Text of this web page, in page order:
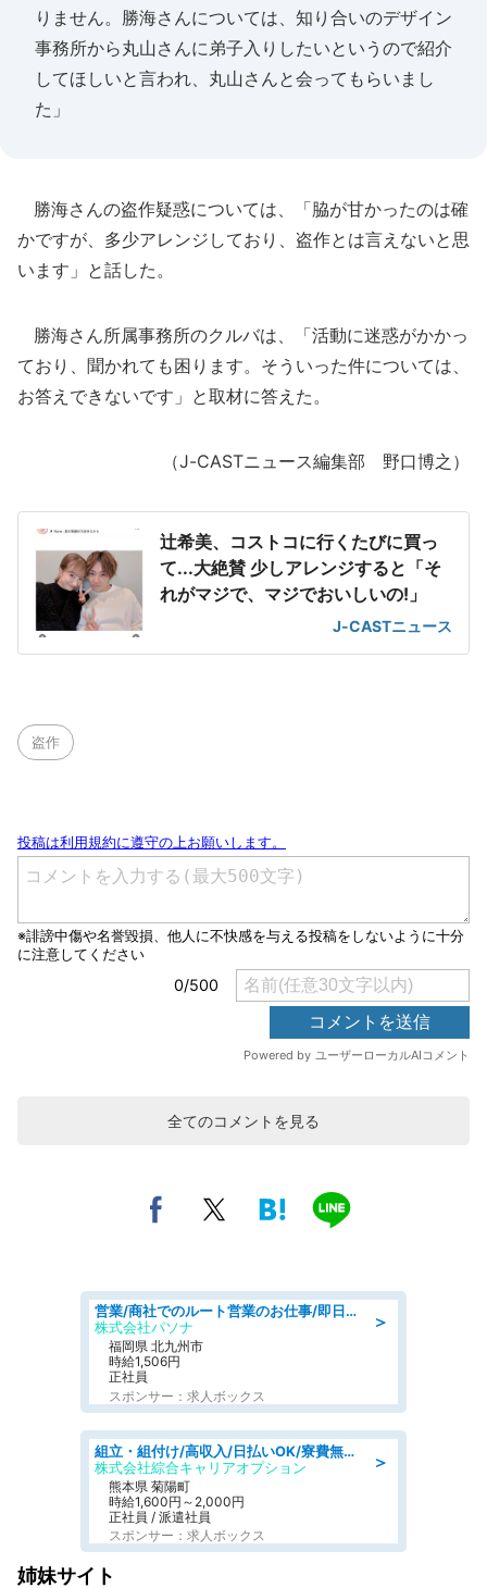
りません。勝海さんについては、知り合いのデザイン
事務所から丸山さんに弟子入りしたいというので紹介
してほしいと言われ、丸山さんと会ってもらいまし
た」
勝海さんの盗作疑惑については、「脇が甘かったのは確
かですが、多少アレンジしており、盗作とは言えないと思
います」と話した。
勝海さん所属事務所のクルバは、「活動に迷惑がかかっ
ており、聞かれても困ります。そういった件については、
お答えできないです」と取材に答えた。
（J-CASTニュース編集部 野口博之）
辻希美、コストコに行くたびに買っ
て...大絶賛 少しアレンジすると「そ
れがマジで、マジでおいしいの!」
J-CASTニュース
盗作
全てのコメントを見る
＞
営業/商社でのルート営業のお仕事/即日勤務可/車通勤可/営業
株式会社パソナ
福岡県 北九州市
時給1,506円
正社員
スポンサー：求人ボックス
＞
組立・組付け/高収入/日払いOK/寮費無料/交替制/20・30・40代活躍中
株式会社綜合キャリアオプション
熊本県 菊陽町
時給1,600円～2,000円
正社員 / 派遣社員
スポンサー：求人ボックス
姉妹サイト